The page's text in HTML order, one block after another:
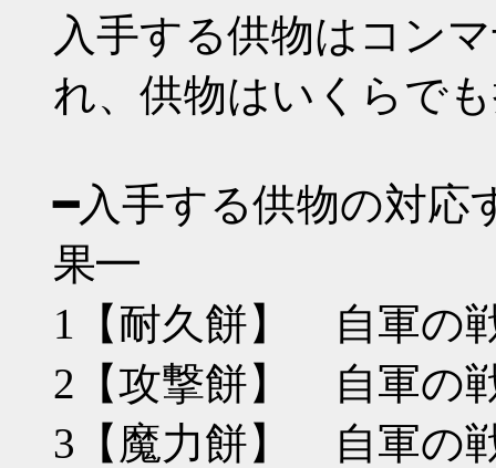
入手する供物はコン
れ、供物はいくらで
━入手する供物の対応
果━
1【耐久餅】 自軍の
2【攻撃餅】 自軍の
3【魔力餅】 自軍の